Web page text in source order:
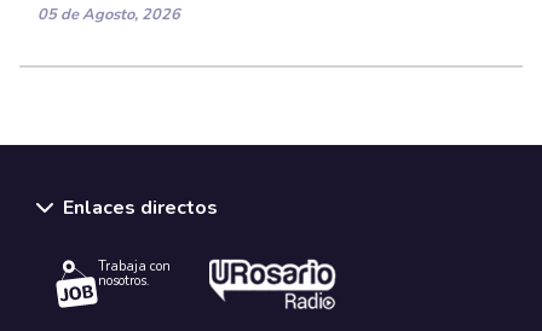
05 de Agosto, 2026
Enlaces directos
Trabaja con
nosotros.